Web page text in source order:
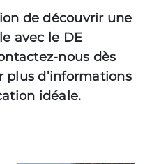
de découvrir une
avec le DE
nous dès
d’informations
idéale.